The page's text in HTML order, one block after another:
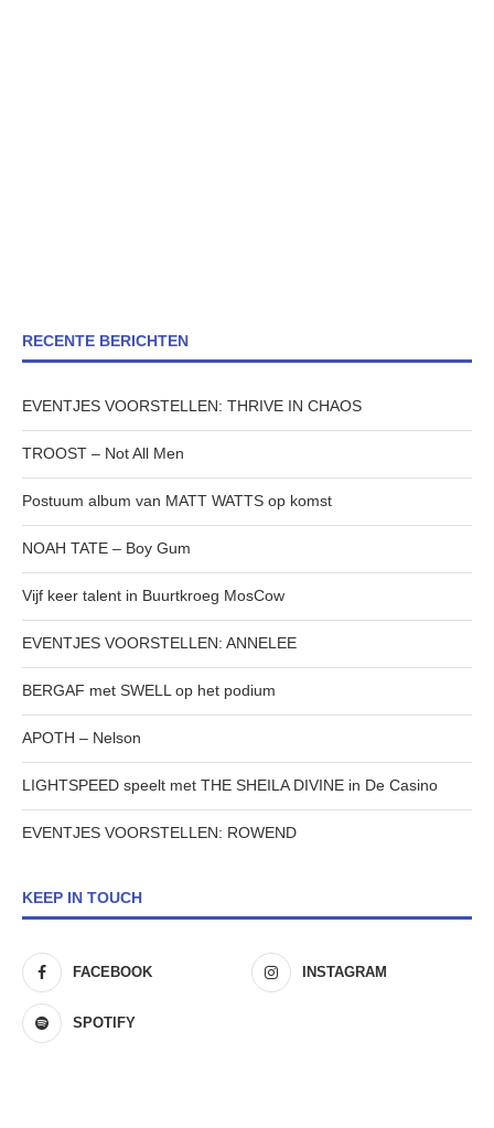
RECENTE BERICHTEN
EVENTJES VOORSTELLEN: THRIVE IN CHAOS
TROOST – Not All Men
Postuum album van MATT WATTS op komst
NOAH TATE – Boy Gum
Vijf keer talent in Buurtkroeg MosCow
EVENTJES VOORSTELLEN: ANNELEE
BERGAF met SWELL op het podium
APOTH – Nelson
LIGHTSPEED speelt met THE SHEILA DIVINE in De Casino
EVENTJES VOORSTELLEN: ROWEND
KEEP IN TOUCH
FACEBOOK INSTAGRAM
SPOTIFY